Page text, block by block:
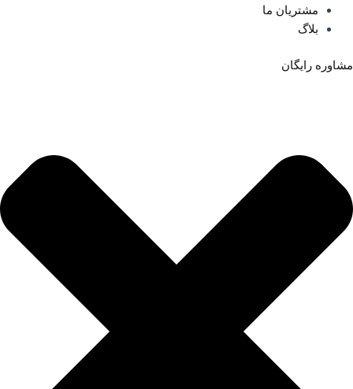
مشتریان ما
بلاگ
مشاوره رایگان